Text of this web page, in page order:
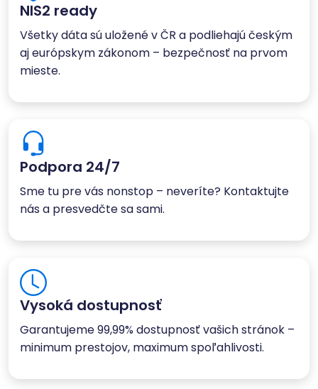
NIS2 ready
Všetky dáta sú uložené v ČR a podliehajú českým
aj európskym zákonom – bezpečnosť na prvom
mieste.
Podpora 24/7
Sme tu pre vás nonstop – neveríte? Kontaktujte
nás a presvedčte sa sami.
Vysoká dostupnosť
Garantujeme 99,99% dostupnosť vašich stránok –
minimum prestojov, maximum spoľahlivosti.